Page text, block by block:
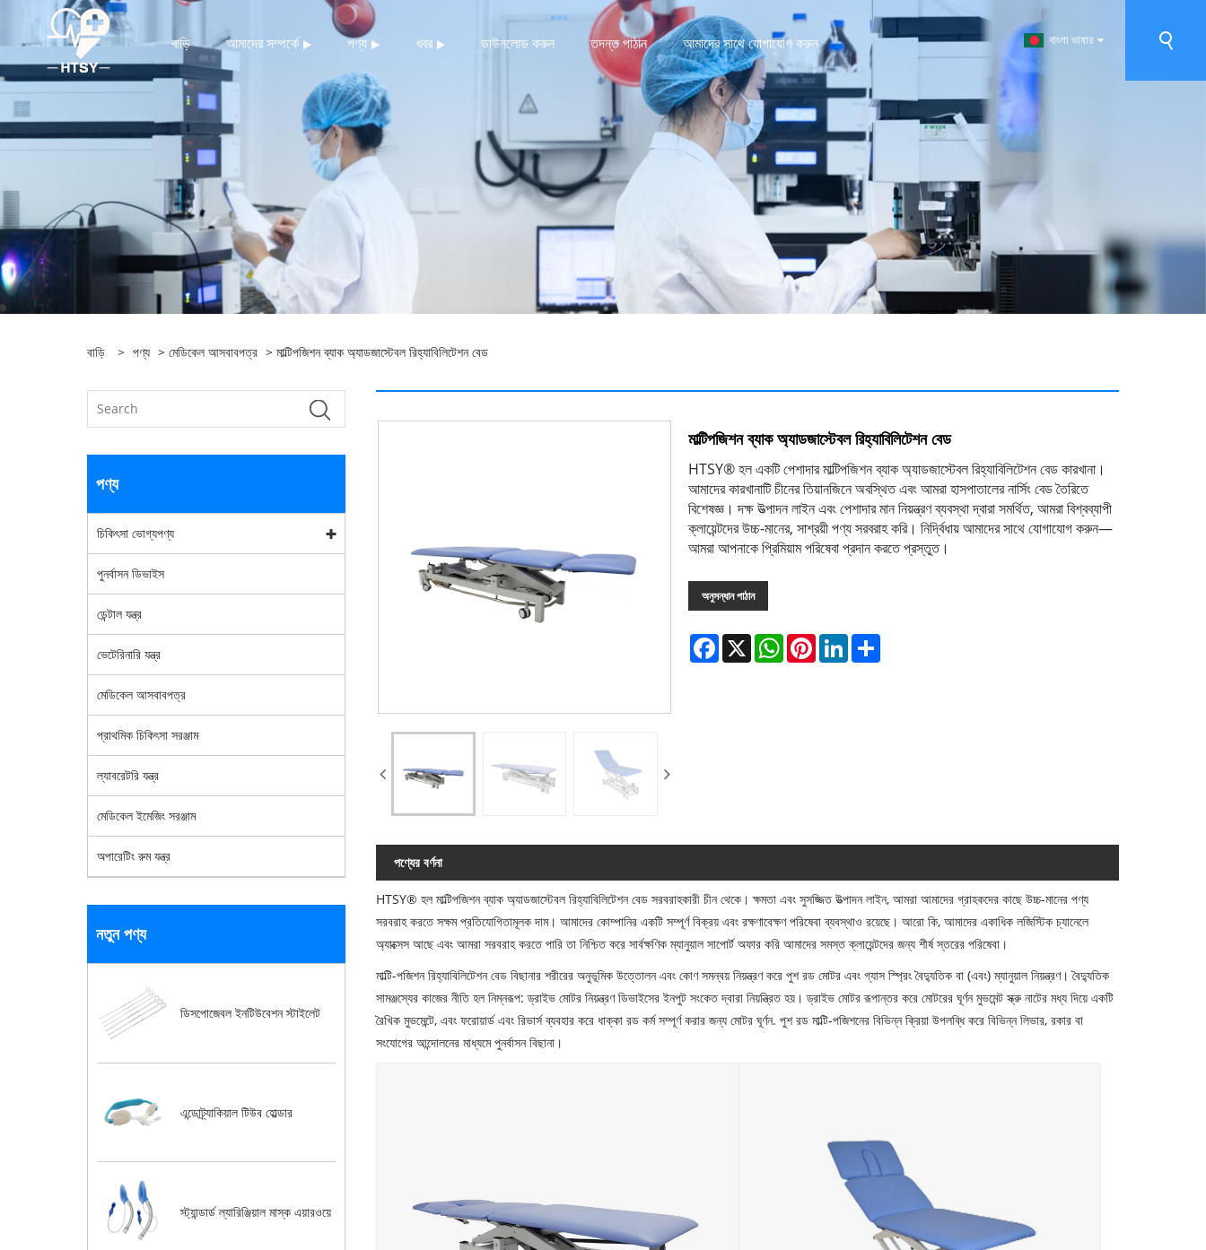
বাড়ি আমাদের সম্পর্কে পণ্য খবর ডাউনলোড করুন তদন্ত পাঠান আমাদের সাথে যোগাযোগ করুন বাংলা ভাষার
বাড়ি > পণ্য > মেডিকেল আসবাবপত্র > মাল্টিপজিশন ব্যাক অ্যাডজাস্টেবল রিহ্যাবিলিটেশন বেড
পণ্য
চিকিৎসা ভোগ্যপণ্য
পুনর্বাসন ডিভাইস
ডেন্টাল যন্ত্র
ভেটেরিনারি যন্ত্র
মেডিকেল আসবাবপত্র
প্রাথমিক চিকিৎসা সরঞ্জাম
ল্যাবরেটরি যন্ত্র
মেডিকেল ইমেজিং সরঞ্জাম
অপারেটিং রুম যন্ত্র
নতুন পণ্য
ডিসপোজেবল ইনটিউবেশন স্টাইলেট
এন্ডোট্র্যাকিয়াল টিউব হোল্ডার
স্ট্যান্ডার্ড ল্যারিঞ্জিয়াল মাস্ক এয়ারওয়ে
মাল্টিপজিশন ব্যাক অ্যাডজাস্টেবল রিহ্যাবিলিটেশন বেড
HTSY® হল একটি পেশাদার মাল্টিপজিশন ব্যাক অ্যাডজাস্টেবল রিহ্যাবিলিটেশন বেড কারখানা।
আমাদের কারখানাটি চীনের তিয়ানজিনে অবস্থিত এবং আমরা হাসপাতালের নার্সিং বেড তৈরিতে
বিশেষজ্ঞ। দক্ষ উত্পাদন লাইন এবং পেশাদার মান নিয়ন্ত্রণ ব্যবস্থা দ্বারা সমর্থিত, আমরা বিশ্বব্যাপী
ক্লায়েন্টদের উচ্চ-মানের, সাশ্রয়ী পণ্য সরবরাহ করি। নির্দ্বিধায় আমাদের সাথে যোগাযোগ করুন—
আমরা আপনাকে প্রিমিয়াম পরিষেবা প্রদান করতে প্রস্তুত।
অনুসন্ধান পাঠান
Facebook
X WhatsAppPinterestLinkedInShare
পণ্যের বর্ণনা
HTSY® হল মাল্টিপজিশন ব্যাক অ্যাডজাস্টেবল রিহ্যাবিলিটেশন বেড সরবরাহকারী চীন থেকে। ক্ষমতা এবং সুসজ্জিত উত্পাদন লাইন, আমরা আমাদের গ্রাহকদের কাছে উচ্চ-মানের পণ্য
সরবরাহ করতে সক্ষম প্রতিযোগিতামূলক দাম। আমাদের কোম্পানির একটি সম্পূর্ণ বিক্রয় এবং রক্ষণাবেক্ষণ পরিষেবা ব্যবস্থাও রয়েছে। আরো কি, আমাদের একাধিক লজিস্টিক চ্যানেলে
অ্যাক্সেস আছে এবং আমরা সরবরাহ করতে পারি তা নিশ্চিত করে সার্বক্ষণিক ম্যানুয়াল সাপোর্ট অফার করি আমাদের সমস্ত ক্লায়েন্টদের জন্য শীর্ষ স্তরের পরিষেবা।
মাল্টি-পজিশন রিহ্যাবিলিটেশন বেড বিছানার শরীরের অনুভূমিক উত্তোলন এবং কোণ সমন্বয় নিয়ন্ত্রণ করে পুশ রড মোটর এবং গ্যাস স্প্রিং বৈদ্যুতিক বা (এবং) ম্যানুয়াল নিয়ন্ত্রণ। বৈদ্যুতিক
সামঞ্জস্যের কাজের নীতি হল নিম্নরূপ: ড্রাইভ মোটর নিয়ন্ত্রণ ডিভাইসের ইনপুট সংকেত দ্বারা নিয়ন্ত্রিত হয়। ড্রাইভ মোটর রূপান্তর করে মোটরের ঘূর্ণন মুভমেন্ট স্ক্রু নাটের মধ্য দিয়ে একটি
রৈখিক মুভমেন্টে, এবং ফরোয়ার্ড এবং রিভার্স ব্যবহার করে ধাক্কা রড কর্ম সম্পূর্ণ করার জন্য মোটর ঘূর্ণন. পুশ রড মাল্টি-পজিশনের বিভিন্ন ক্রিয়া উপলব্ধি করে বিভিন্ন লিভার, রকার বা
সংযোগের আন্দোলনের মাধ্যমে পুনর্বাসন বিছানা।